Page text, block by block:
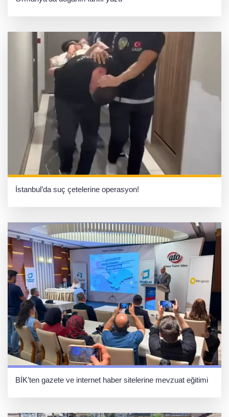
İstanbul’da suç çetelerine operasyon!
BİK’ten gazete ve internet haber sitelerine mevzuat eğitimi